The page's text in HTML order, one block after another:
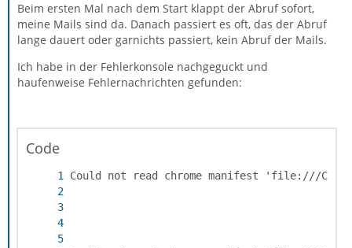
Beim ersten Mal nach dem Start klappt der Abruf sofort,
meine Mails sind da. Danach passiert es oft, das der Abruf
lange dauert oder garnichts passiert, kein Abruf der Mails.
Ich habe in der Fehlerkonsole nachgeguckt und
haufenweise Fehlernachrichten gefunden:
Code